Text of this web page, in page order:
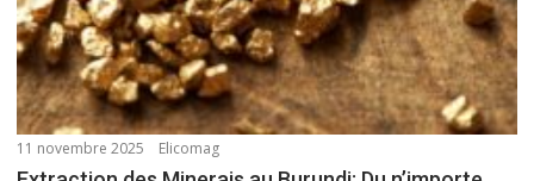
11 novembre 2025 Elicomag